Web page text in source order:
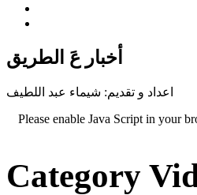
أخبار عَ الطريق
اعداد و تقديم: شيماء عبد اللطيف
Please enable Java Script in your
Category